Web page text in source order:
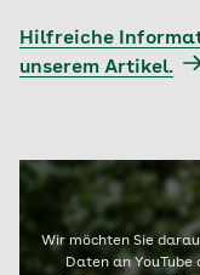
Hilfreiche
unserem Artikel.
Wir möchten Sie
Daten an